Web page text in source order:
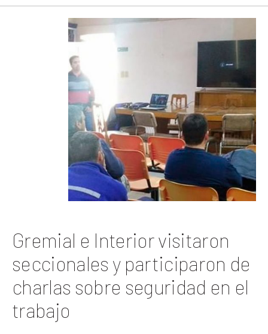
Gremial e Interior visitaron
seccionales y participaron de
charlas sobre seguridad en el
trabajo